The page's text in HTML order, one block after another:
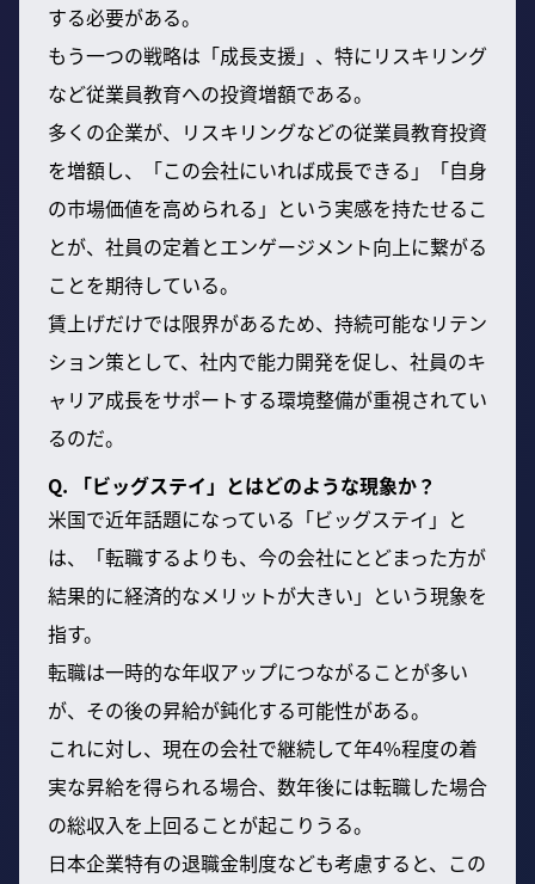
する必要がある。
もう一つの戦略は「成長支援」、特にリスキリング
など従業員教育への投資増額である。
多くの企業が、リスキリングなどの従業員教育投資
を増額し、「この会社にいれば成長できる」「自身
の市場価値を高められる」という実感を持たせるこ
とが、社員の定着とエンゲージメント向上に繋がる
ことを期待している。
賃上げだけでは限界があるため、持続可能なリテン
ション策として、社内で能力開発を促し、社員のキ
ャリア成長をサポートする環境整備が重視されてい
るのだ。
Q. 「ビッグステイ」とはどのような現象か？
米国で近年話題になっている「ビッグステイ」と
は、「転職するよりも、今の会社にとどまった方が
結果的に経済的なメリットが大きい」という現象を
指す。
転職は一時的な年収アップにつながることが多い
が、その後の昇給が鈍化する可能性がある。
これに対し、現在の会社で継続して年4%程度の着
実な昇給を得られる場合、数年後には転職した場合
の総収入を上回ることが起こりうる。
日本企業特有の退職金制度なども考慮すると、この